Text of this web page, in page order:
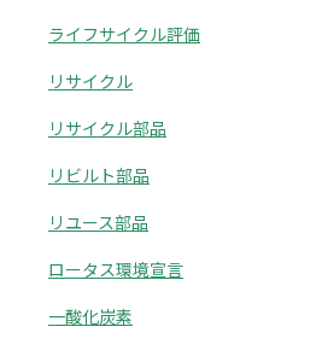
ライフサイクル評価
リサイクル
リサイクル部品
リビルト部品
リユース部品
ロータス環境宣言
一酸化炭素